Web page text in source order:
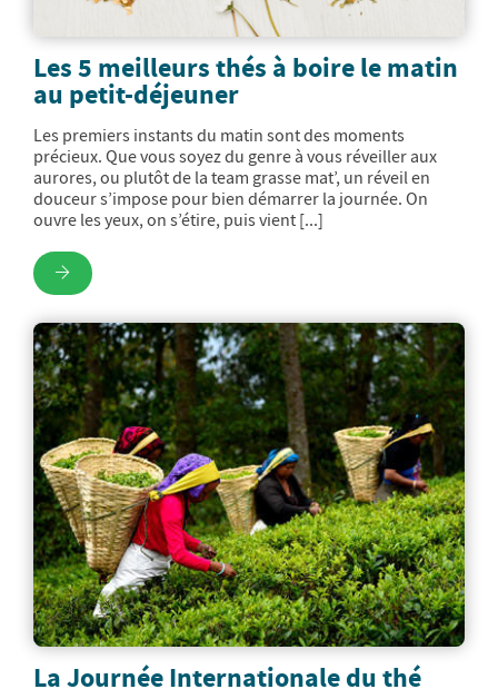
Les 5 meilleurs thés à boire le matin
au petit-déjeuner
Les premiers instants du matin sont des moments
précieux. Que vous soyez du genre à vous réveiller aux
aurores, ou plutôt de la team grasse mat’, un réveil en
douceur s’impose pour bien démarrer la journée. On
ouvre les yeux, on s’étire, puis vient [...]
La Journée Internationale du thé